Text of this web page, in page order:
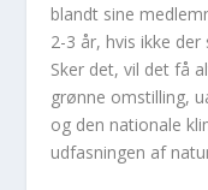
blandt sine
2-3 år, hvis ikke
Sker det, vil det få
grønne omstilling,
og den nationale
udfasningen af